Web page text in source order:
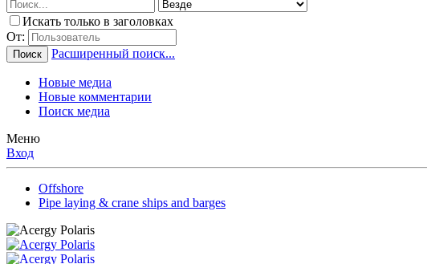
Искать только в заголовках
От:
Поиск Расширенный поиск...
Новые медиа
Новые комментарии
Поиск медиа
Меню
Вход
Offshore
Pipe laying & crane ships and barges